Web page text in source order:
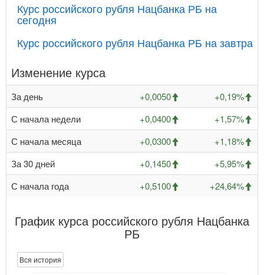
Курс российского рубля Нацбанка РБ на
сегодня
Курс российского рубля Нацбанка РБ на завтра
Изменение курса
За день +0,0050
+0,19%
С начала недели
+0,0400
+1,57%
С начала месяца
+0,0300
+1,18%
За 30 дней
+0,1450
+5,95%
С начала года
+0,5100 +24,64%
График курса российского рубля Нацбанка
РБ
Вся история